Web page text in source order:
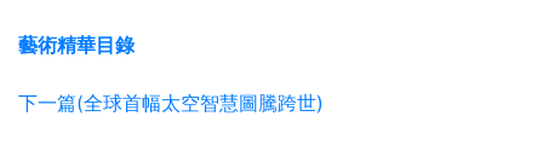
藝術精華目錄
下一篇(全球首幅太空智慧圖騰跨世)